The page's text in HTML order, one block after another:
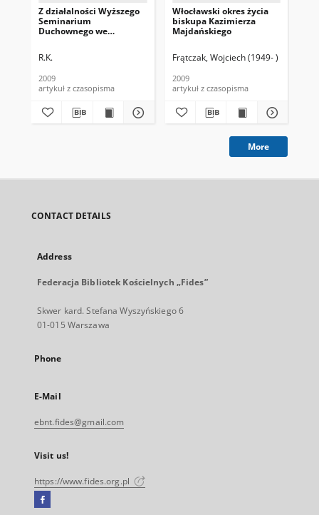
Z działalności Wyższego
Seminarium
Duchownego we
R.K.
2009
artykuł z czasopisma
Włocławski okres życia
biskupa Kazimierza
Majdańskiego
Frątczak, Wojciech (1949- )
2009
artykuł z czasopisma
More
CONTACT DETAILS
Address
Federacja Bibliotek Kościelnych „Fides”
Skwer kard. Stefana Wyszyńskiego 6
01-015 Warszawa
Phone
E-Mail
ebnt.fides@gmail.com
Visit us!
https://www.fides.org.pl
Facebook